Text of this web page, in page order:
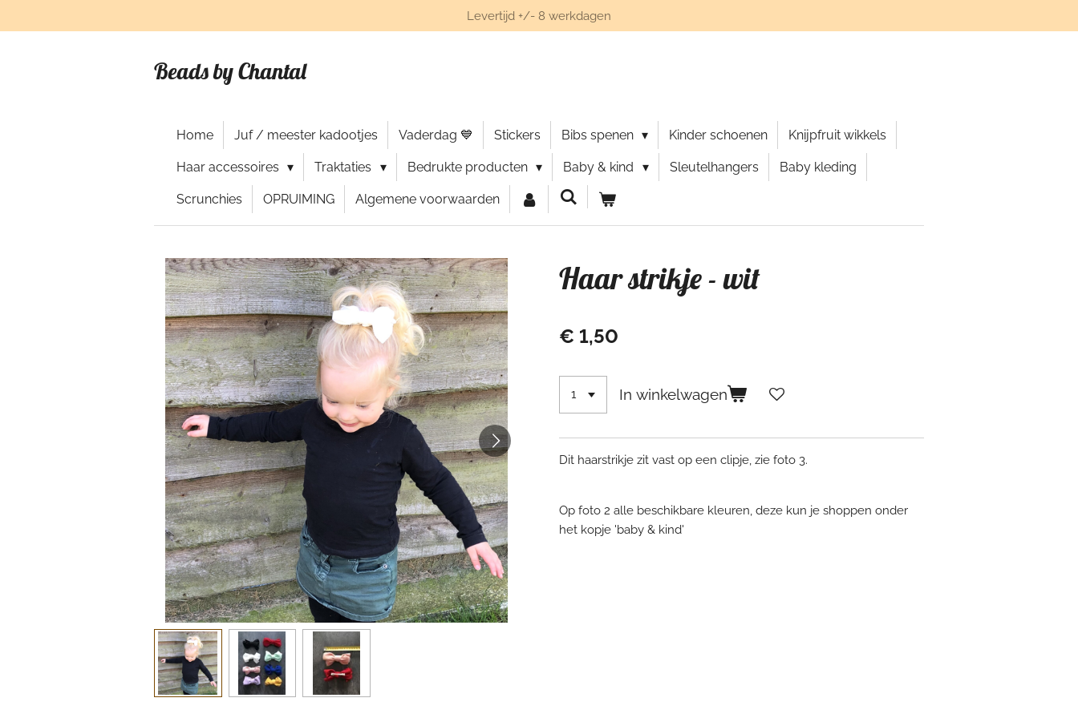
direct
Levertijd +/- 8 werkdagen
Beads by Chantal
Home Juf / meester kadootjes Vaderdag 💙 Stickers Bibs spenen Kinder schoenen Knijpfruit wikkels
Haar accessoires Traktaties Bedrukte producten Baby & kind Sleutelhangers Baby kleding
Scrunchies OPRUIMING Algemene voorwaarden
Haar strikje - wit
€ 1,50
In winkelwagen
Dit haarstrikje zit vast op een clipje, zie foto 3.
Op foto 2 alle beschikbare kleuren, deze kun je shoppen onder
het kopje 'baby & kind'